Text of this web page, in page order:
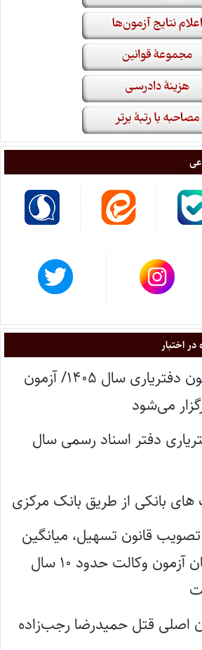
اختبار
آغاز ثبت‌نام آزمون دفتریاری سال ۱۴۰۵/ آزمون
دفتر اسناد رسمی سال
بانکی از طریق بانک مرکزی
قانون تسهیل، میانگین
سنی قبول‌شدگان آزمون وکالت حدود ۱۰ سال
اصلی قتل حمیدرضا رجب‌زاده